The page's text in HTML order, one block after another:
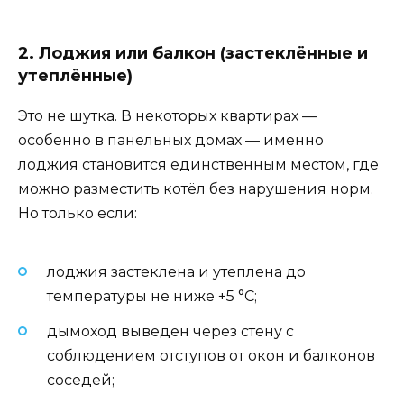
2. Лоджия или балкон (застеклённые и
утеплённые)
Это не шутка. В некоторых квартирах —
особенно в панельных домах — именно
лоджия становится единственным местом, где
можно разместить котёл без нарушения норм.
Но только если:
лоджия застеклена и утеплена до
температуры не ниже +5 °C;
дымоход выведен через стену с
соблюдением отступов от окон и балконов
соседей;